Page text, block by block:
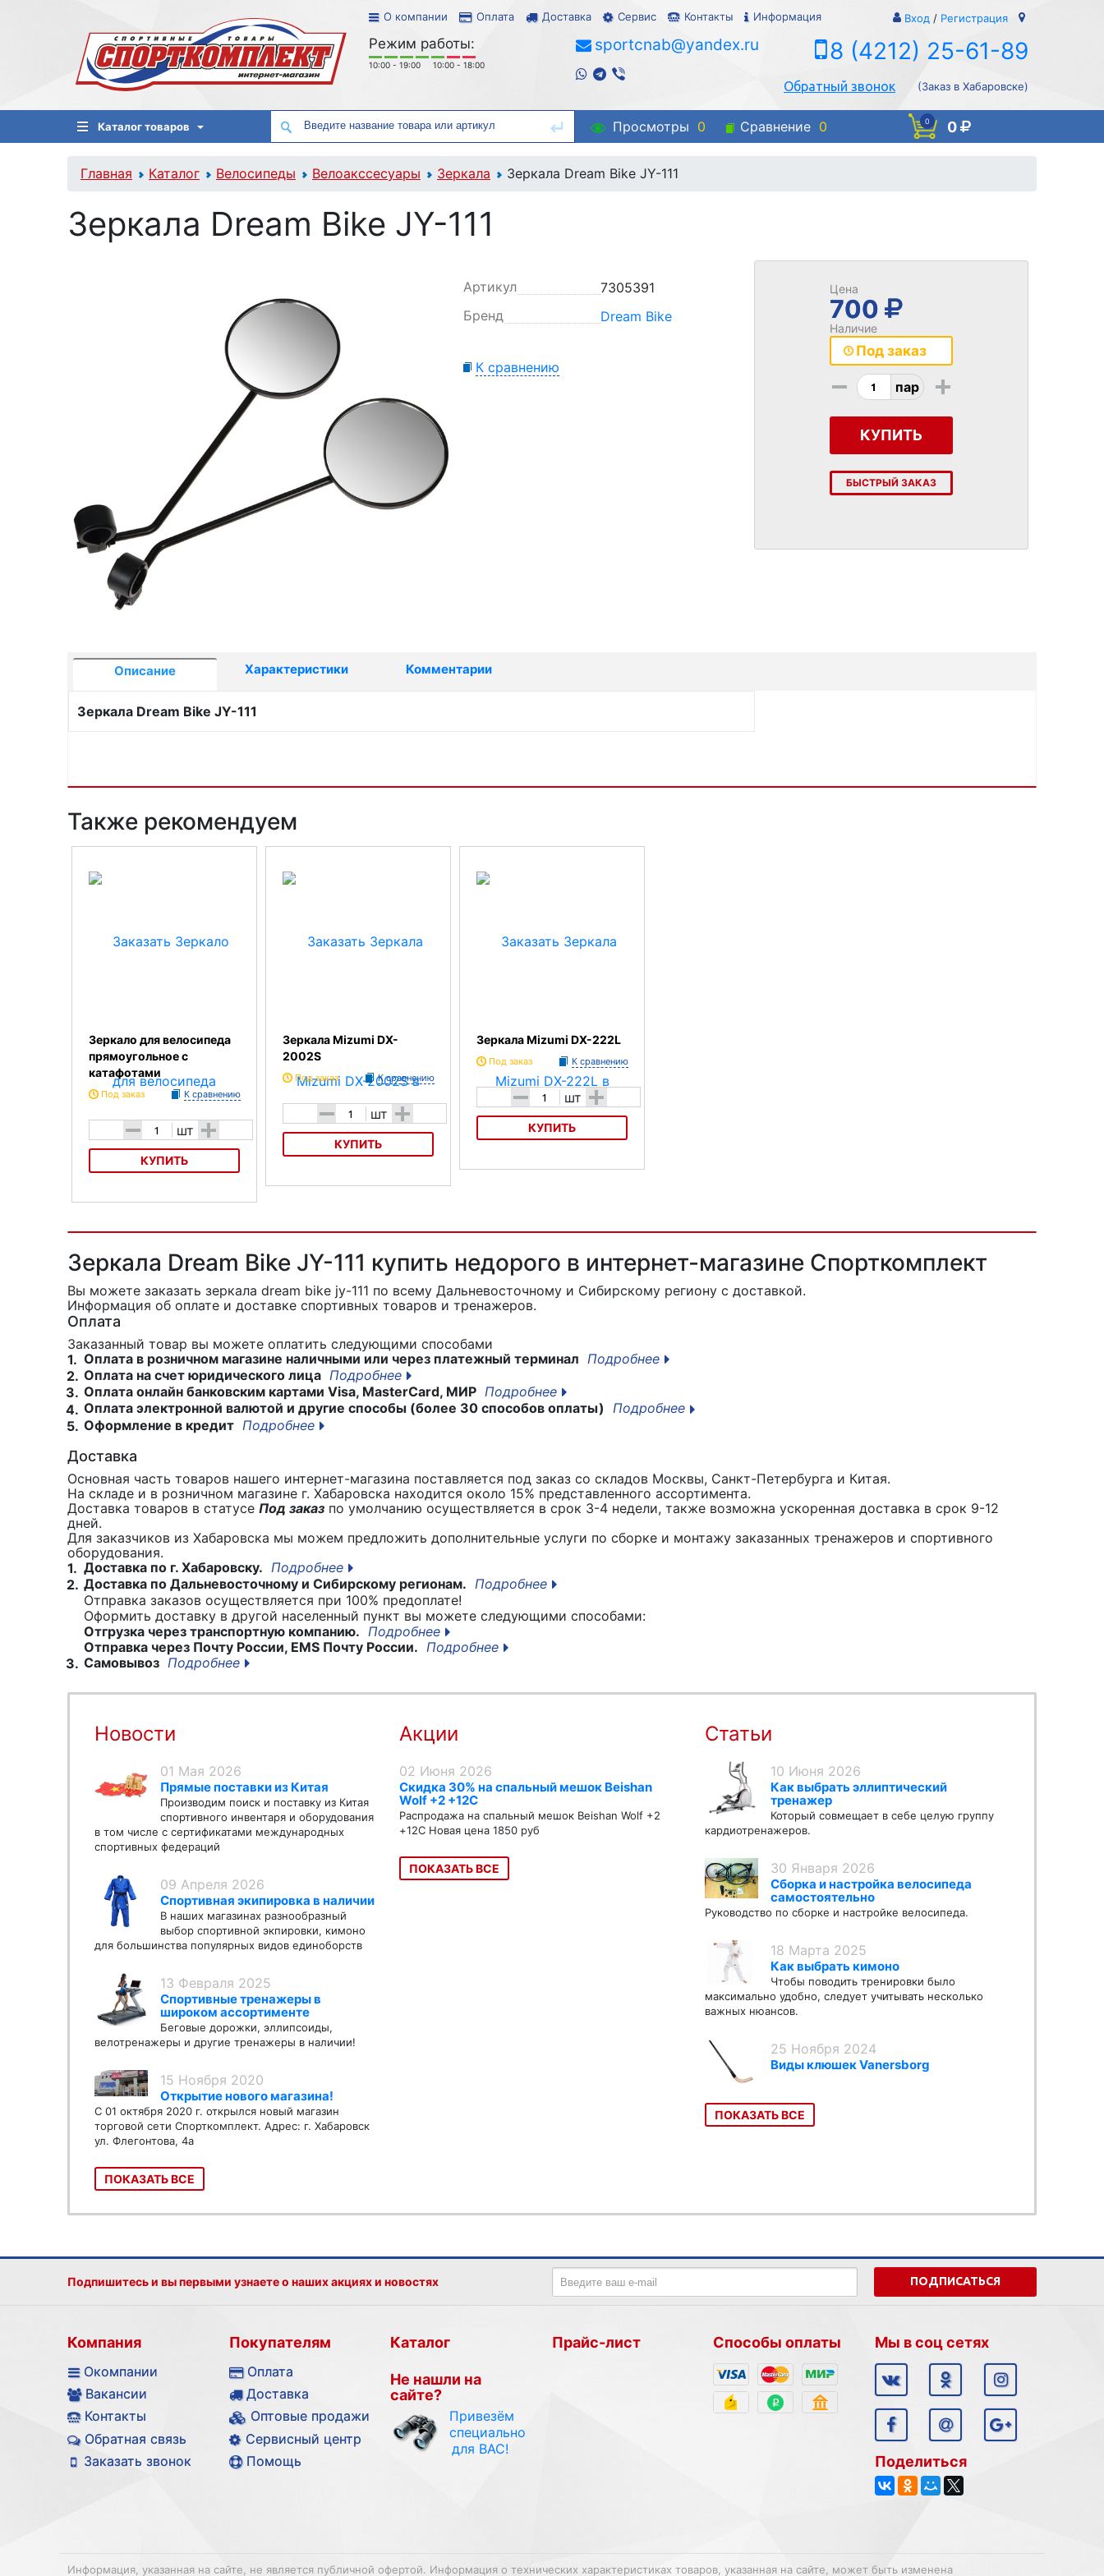
О компании Оплата Доставка Сервис Контакты Информация Вход / Регистрация
Режим работы:
10:00 - 19:00 10:00 - 18:00
sportcnab@yandex.ru 8 (4212) 25-61-89
Обратный звонок (Заказ в Хабаровске)
Каталог товаров Просмотры 0 Сравнение 0 0 0
Главная Каталог Велосипеды Велоакссесуары Зеркала Зеркала Dream Bike JY-111
Зеркала Dream Bike JY-111
Артикул
7305391
Бренд
Dream Bike
К сравнению
Цена
700
Наличие
Под заказ
- пар +
КУПИТЬ
БЫСТРЫЙ ЗАКАЗ
Описание Характеристики Комментарии
Зеркала Dream Bike JY-111
Также рекомендуем
Зеркало для велосипеда
прямоугольное с
катафотами
Под заказ К сравнению
- шт +
КУПИТЬ
Зеркала Mizumi DX-
2002S
Под заказ К сравнению
- шт +
КУПИТЬ
Зеркала Mizumi DX-222L
Под заказ К сравнению
- шт +
КУПИТЬ
Зеркала Dream Bike JY-111 купить недорого в интернет-магазине Спорткомплект
Вы можете заказать зеркала dream bike jy-111 по всему Дальневосточному и Сибирскому региону с доставкой.
Информация об оплате и доставке спортивных товаров и тренажеров.
Оплата
Заказанный товар вы можете оплатить следующими способами
1. Оплата в розничном магазине наличными или через платежный терминал Подробнее
2. Оплата на счет юридического лица Подробнее
3. Оплата онлайн банковским картами Visa, MasterCard, МИР Подробнее
4. Оплата электронной валютой и другие способы (более 30 способов оплаты) Подробнее
5. Оформление в кредит Подробнее
Доставка
Основная часть товаров нашего интернет-магазина поставляется под заказ со складов Москвы, Санкт-Петербурга и Китая.
На складе и в розничном магазине г. Хабаровска находится около 15% представленного ассортимента.
Доставка товаров в статусе Под заказ по умолчанию осуществляется в срок 3-4 недели, также возможна ускоренная доставка в срок 9-12
дней.
Для заказчиков из Хабаровска мы можем предложить дополнительные услуги по сборке и монтажу заказанных тренажеров и спортивного
оборудования.
1. Доставка по г. Хабаровску. Подробнее
2. Доставка по Дальневосточному и Сибирскому регионам. Подробнее
Отправка заказов осуществляется при 100% предоплате!
Оформить доставку в другой населенный пункт вы можете следующими способами:
Отгрузка через транспортную компанию. Подробнее
Отправка через Почту России, EMS Почту России. Подробнее
3. Самовывоз Подробнее
Новости
01 Мая 2026
Прямые поставки из Китая
Производим поиск и поставку из Китая
спортивного инвентаря и оборудования
в том числе с сертификатами международных
спортивных федераций
09 Апреля 2026
Спортивная экипировка в наличии
В наших магазинах разнообразный
выбор спортивной экпировки, кимоно
для большинства популярных видов единоборств
13 Февраля 2025
Спортивные тренажеры в
широком ассортименте
Беговые дорожки, эллипсоиды,
велотренажеры и другие тренажеры в наличии!
15 Ноября 2020
Открытие нового магазина!
С 01 октября 2020 г. открылся новый магазин
торговой сети Спорткомплект. Адрес: г. Хабаровск
ул. Флегонтова, 4а
ПОКАЗАТЬ ВСЕ
Акции
02 Июня 2026
Скидка 30% на спальный мешок Beishan
Wolf +2 +12C
Распродажа на спальный мешок Beishan Wolf +2
+12C Новая цена 1850 руб
ПОКАЗАТЬ ВСЕ
Статьи
10 Июня 2026
Как выбрать эллиптический
тренажер
Который совмещает в себе целую группу
кардиотренажеров.
30 Января 2026
Сборка и настройка велосипеда
самостоятельно
Руководство по сборке и настройке велосипеда.
18 Марта 2025
Как выбрать кимоно
Чтобы поводить тренировки было
максимально удобно, следует учитывать несколько
важных нюансов.
25 Ноября 2024
Виды клюшек Vanersborg
ПОКАЗАТЬ ВСЕ
Подпишитесь и вы первыми узнаете о наших акциях и новостях ПОДПИСАТЬСЯ
Компания
Окомпании
Вакансии
Контакты
Обратная связь
Заказать звонок
Покупателям
Оплата
Доставка
Оптовые продажи
Сервисный центр
Помощь
Каталог
Не нашли на
сайте?
Привезём
специально
для ВАС!
Прайс-лист Способы оплаты Мы в соц сетях
Поделиться
Информация, указанная на сайте, не является публичной офертой. Информация о технических характеристиках товаров, указанная на сайте, может быть изменена